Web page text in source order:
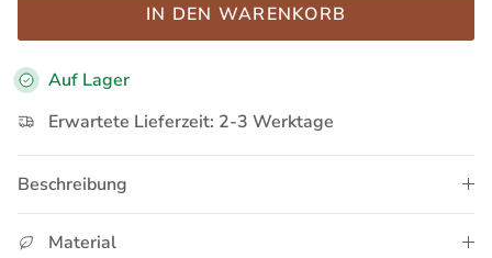
IN DEN WARENKORB
Auf Lager
Erwartete Lieferzeit: 2-3 Werktage
Beschreibung
Material